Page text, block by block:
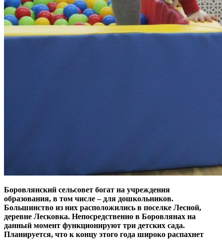
Боровлянский сельсовет богат на учреждения
образования, в том числе – для дошкольников.
Большинство из них расположились в поселке Лесной,
деревне Лесковка. Непосредственно в Боровлянах на
данный момент функционируют три детских сада.
Планируется, что к концу этого года широко распахнет